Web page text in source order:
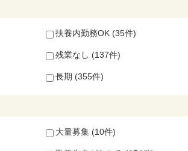
扶養内勤務OK (35件)
残業なし (137件)
長期 (355件)
大量募集 (10件)